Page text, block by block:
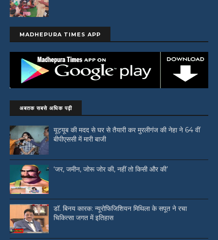
MADHEPURA TIMES APP
अबतक सबसे अधिक पढ़ी
यूट्यूब की मदद से घर से तैयारी कर मुरलीगंज की नेहा ने 64 वीं
बीपीएससी में मारी बाजी
‘जर, जमीन, जोरू जोर की, नहीं तो किसी और की’
डॉ. बिनय कारक: न्यूरोफिजिशियन मिथिला के सपूत ने रचा
चिकित्सा जगत में इतिहास